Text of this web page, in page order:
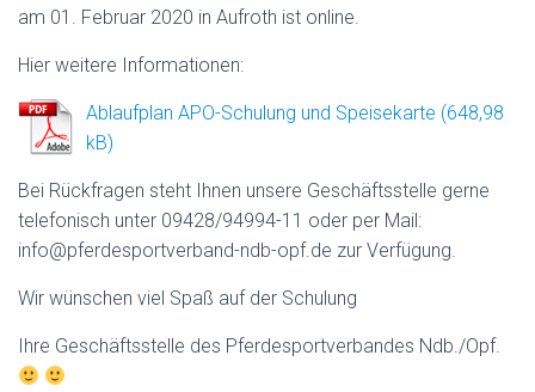
am 01. Februar 2020 in Aufroth ist online.
Hier weitere Informationen:
Ablaufplan APO-Schulung und Speisekarte
Bei Rückfragen steht Ihnen unsere Geschäftsstelle gerne
telefonisch unter 09428/94994-11 oder per Mail:
info@pferdesportverband-ndb-opf.de zur Verfügung.
Wir wünschen viel Spaß auf der Schulung
Ihre Geschäftsstelle des Pferdesportverbandes Ndb./Opf.